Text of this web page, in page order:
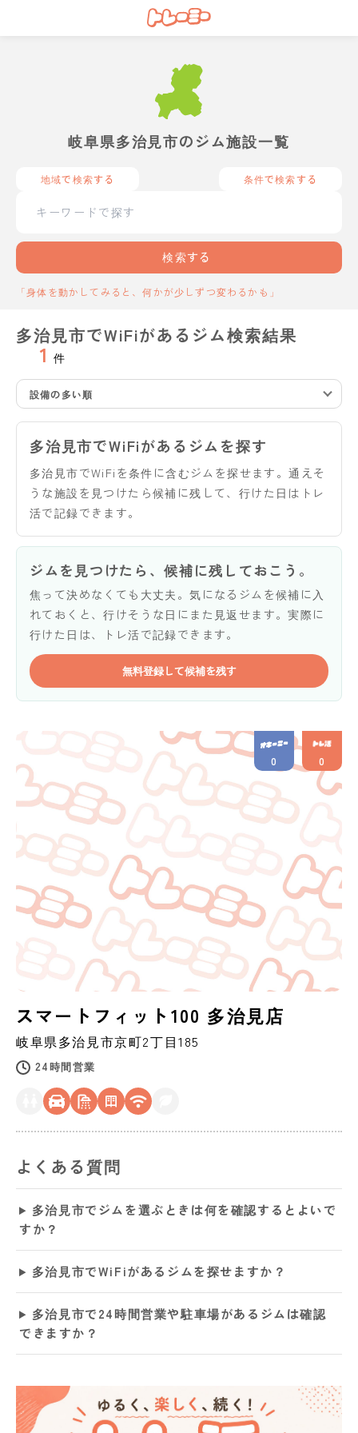
岐阜県多治見市のジム施設一覧
地域で検索する 条件で検索する
検索する
「身体を動かしてみると、何かが少しずつ変わるかも」
多治見市でWiFiがあるジム検索結果
1 件
設備の多い順
多治見市でWiFiがあるジムを探す
多治見市でWiFiを条件に含むジムを探せます。通えそ
うな施設を見つけたら候補に残して、行けた日はトレ
活で記録できます。
ジムを見つけたら、候補に残しておこう。
焦って決めなくても大丈夫。気になるジムを候補に入
れておくと、行けそうな日にまた見返せます。実際に
行けた日は、トレ活で記録できます。
無料登録して候補を残す
スマートフィット100 多治見店
岐阜県多治見市京町2丁目185
24時間営業
0 0
よくある質問
多治見市でジムを選ぶときは何を確認するとよいで
すか？
多治見市でWiFiがあるジムを探せますか？
多治見市で24時間営業や駐車場があるジムは確認
できますか？